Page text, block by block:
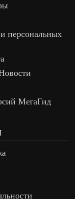
персональных
МегаГид